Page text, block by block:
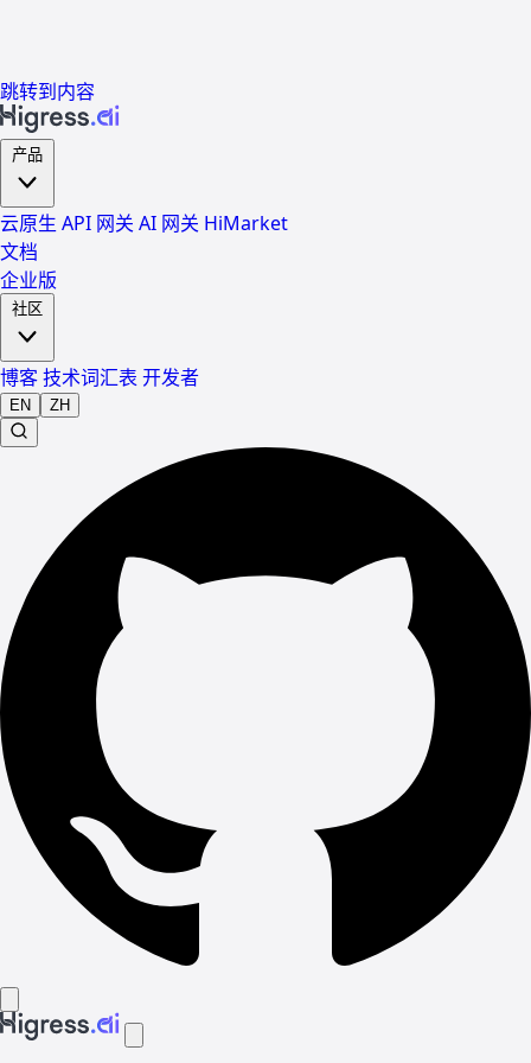
跳转到内容
云原生 API 网关 AI 网关 HiMarket
文档
企业版
博客技术词汇表 开发者
EN ZH